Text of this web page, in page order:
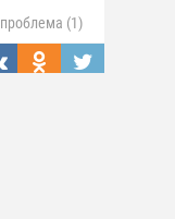
проблема (1)